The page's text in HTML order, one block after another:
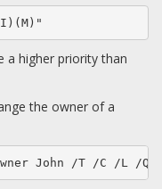
a higher priority than
the owner of a
John /T /C /L /Q